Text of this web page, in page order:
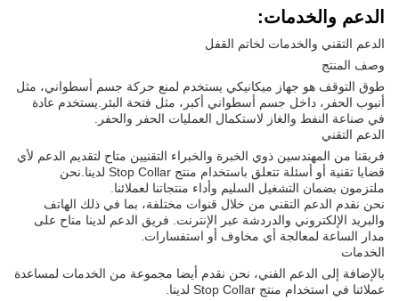
الدعم والخدمات:
الدعم التقني والخدمات لخاتم القفل
وصف المنتج
طوق التوقف هو جهاز ميكانيكي يستخدم لمنع حركة جسم أسطواني، مثل
أنبوب الحفر، داخل جسم أسطواني أكبر، مثل فتحة البئر.يستخدم عادة
في صناعة النفط والغاز لاستكمال العمليات الحفر والحفر.
الدعم التقني
فريقنا من المهندسين ذوي الخبرة والخبراء التقنيين متاح لتقديم الدعم لأي
قضايا تقنية أو أسئلة تتعلق باستخدام منتج Stop Collar لدينا.نحن
ملتزمون بضمان التشغيل السليم وأداء منتجاتنا لعملائنا.
نحن نقدم الدعم التقني من خلال قنوات مختلفة، بما في ذلك الهاتف
والبريد الإلكتروني والدردشة عبر الإنترنت. فريق الدعم لدينا متاح على
مدار الساعة لمعالجة أي مخاوف أو استفسارات.
الخدمات
بالإضافة إلى الدعم الفني، نحن نقدم أيضا مجموعة من الخدمات لمساعدة
عملائنا في استخدام منتج Stop Collar لدينا.